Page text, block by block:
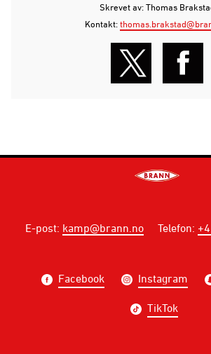
Skrevet av: Thomas
Kontakt:
E-post: kamp@brann.no Telefon:
Facebook Instagram
TikTok